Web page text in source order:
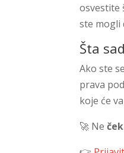
osvestite
ste mogli
Šta
Ako ste
prava
koje će
🚀 Ne